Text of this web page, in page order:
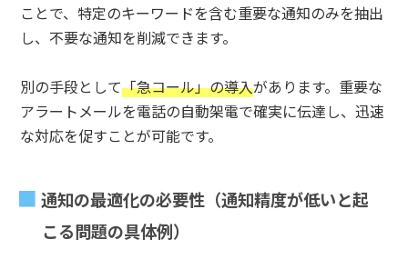
ことで、特定のキーワードを含む重要な通知のみを抽出
し、不要な通知を削減できます。
別の手段として「急コール」の導入があります。重要な
アラートメールを電話の自動架電で確実に伝達し、迅速
な対応を促すことが可能です。
通知の最適化の必要性（通知精度が低いと起
こる問題の具体例）